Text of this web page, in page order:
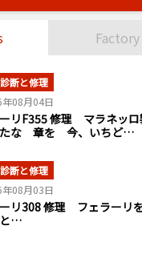
断と修理
08月04日
リF355 修理 マラネッ
な 章を 今、いちど…
断と修理
08月03日
ーリ308 修理 フェラー
…